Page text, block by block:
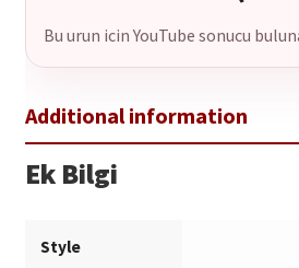
Bu urun icin YouTube sonucu
Ek Bilgi
Style